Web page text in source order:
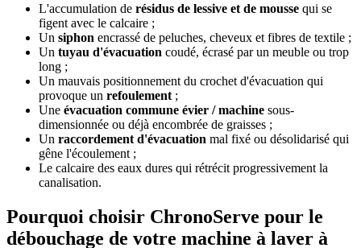
L'accumulation de résidus de lessive et de mousse qui se
figent avec le calcaire ;
Un siphon encrassé de peluches, cheveux et fibres de textile ;
Un tuyau d'évacuation coudé, écrasé par un meuble ou trop
long ;
Un mauvais positionnement du crochet d'évacuation qui
provoque un refoulement ;
Une évacuation commune évier / machine sous-
dimensionnée ou déjà encombrée de graisses ;
Un raccordement d'évacuation mal fixé ou désolidarisé qui
gêne l'écoulement ;
Le calcaire des eaux dures qui rétrécit progressivement la
canalisation.
Pourquoi choisir ChronoServe pour le
débouchage de votre machine à laver à